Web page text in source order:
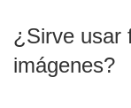
¿Sirve usar
imágenes?